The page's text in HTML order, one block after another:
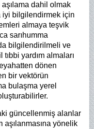
dahil olmak
iyi bilgilendirmek için
almaya teşvik
sarıhumma
bilgilendirilmeli ve
yardım almaları
dönen
bir vektörün
bulaşma yerel
güncellenmiş alanlar
aşılanmasına yönelik